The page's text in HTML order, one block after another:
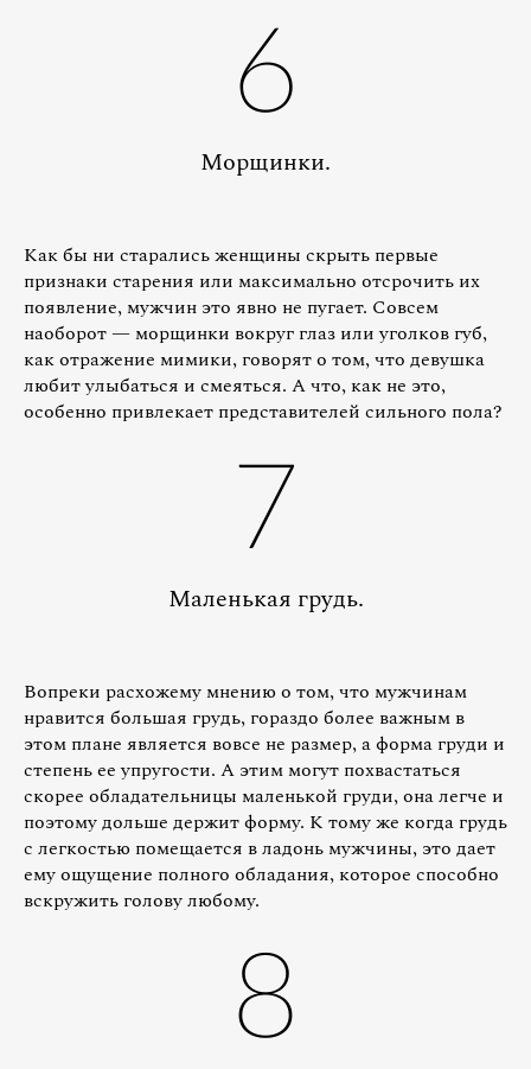
6
Морщинки.
Как бы ни старались женщины скрыть первые
признаки старения или максимально отсрочить их
появление, мужчин это явно не пугает. Совсем
наоборот — морщинки вокруг глаз или уголков губ,
как отражение мимики, говорят о том, что девушка
любит улыбаться и смеяться. А что, как не это,
особенно привлекает представителей сильного пола?
7
Маленькая грудь.
Вопреки расхожему мнению о том, что мужчинам
нравится большая грудь, гораздо более важным в
этом плане является вовсе не размер, а форма груди и
степень ее упругости. А этим могут похвастаться
скорее обладательницы маленькой груди, она легче и
поэтому дольше держит форму. К тому же когда грудь
с легкостью помещается в ладонь мужчины, это дает
ему ощущение полного обладания, которое способно
вскружить голову любому.
8